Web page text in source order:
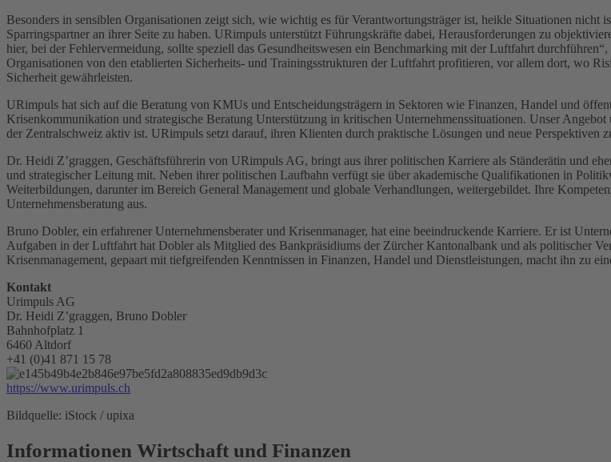
Besonders in sensiblen Organisationen zeigt sich, wie wichtig es für Verantwortungsträger ist, heikle Situationen nicht
Sparringspartner an ihrer Seite zu haben. URimpuls unterstützt Führungskräfte dabei, Herausforderungen zu
hier, bei der Fehlervermeidung, sollte speziell das Gesundheitswesen ein Benchmarking mit der Luftfahrt
Organisationen von den etablierten Sicherheits- und Trainingsstrukturen der Luftfahrt profitieren, vor allem dort, wo
Sicherheit gewährleisten.
URimpuls hat sich auf die Beratung von KMUs und Entscheidungsträgern in Sektoren wie Finanzen, Handel und
Krisenkommunikation und strategische Beratung Unterstützung in kritischen Unternehmenssituationen. Unser
der Zentralschweiz aktiv ist. URimpuls setzt darauf, ihren Klienten durch praktische Lösungen und neue Perspektiven
Dr. Heidi Z’graggen, Geschäftsführerin von URimpuls AG, bringt aus ihrer politischen Karriere als Ständerätin und
und strategischer Leitung mit. Neben ihrer politischen Laufbahn verfügt sie über akademische Qualifikationen in
Weiterbildungen, darunter im Bereich General Management und globale Verhandlungen, weitergebildet. Ihre
Unternehmensberatung aus.
Bruno Dobler, ein erfahrener Unternehmensberater und Krisenmanager, hat eine beeindruckende Karriere. Er ist
Aufgaben in der Luftfahrt hat Dobler als Mitglied des Bankpräsidiums der Zürcher Kantonalbank und als politischer
Krisenmanagement, gepaart mit tiefgreifenden Kenntnissen in Finanzen, Handel und Dienstleistungen, macht ihn zu
Kontakt
Urimpuls AG
Dr. Heidi Z’graggen, Bruno Dobler
Bahnhofplatz 1
6460 Altdorf
+41 (0)41 871 15 78
https://www.urimpuls.ch
Bildquelle: iStock / upixa
Informationen Wirtschaft und Finanzen